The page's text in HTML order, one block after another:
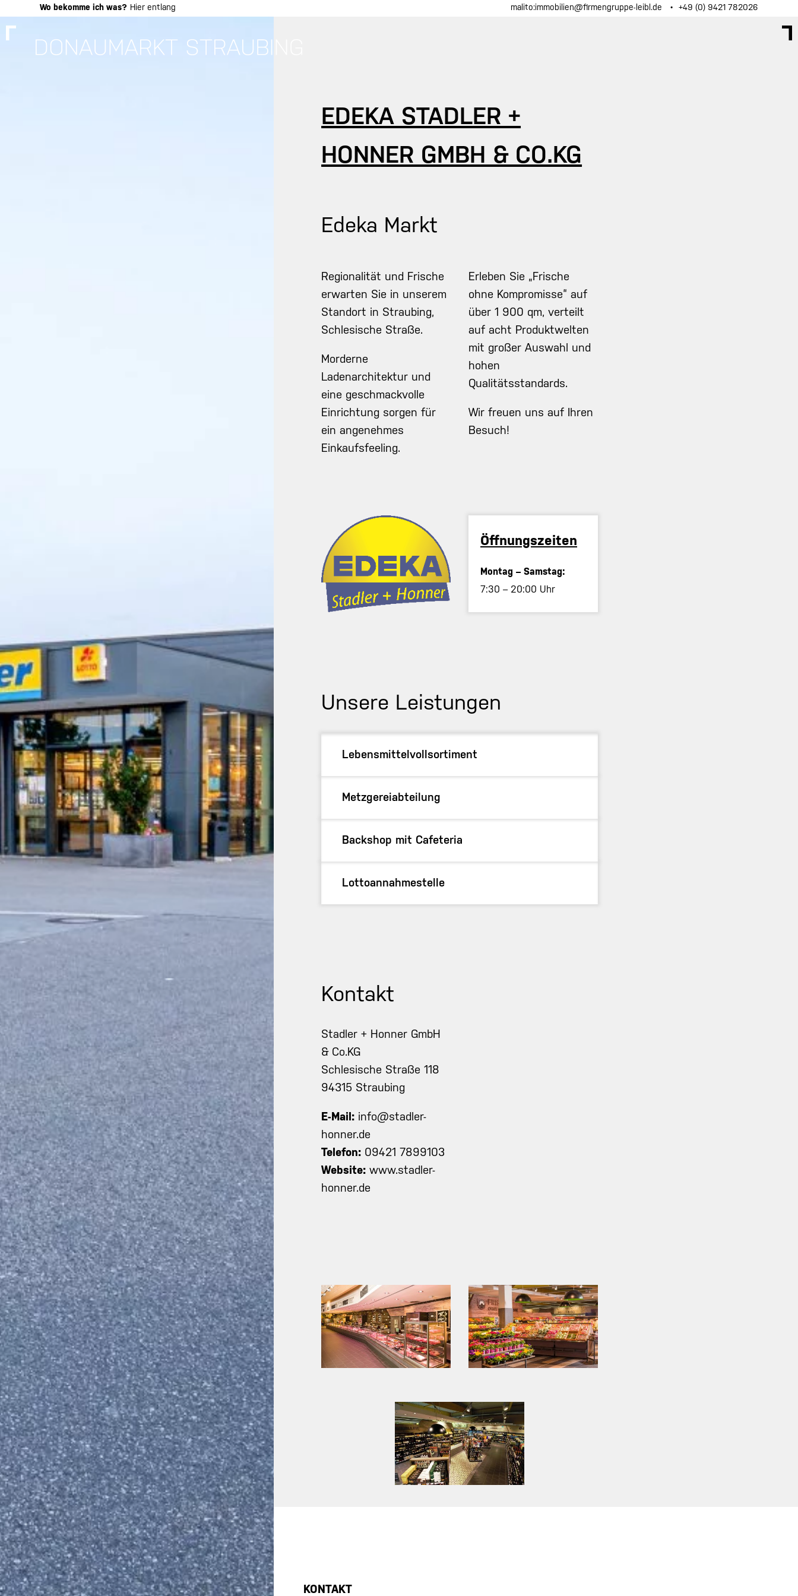
to
Wo bekomme ich was? Hier entlang malito:immobilien@firmengruppe-leibl.de +49 (0) 9421 782026
EDEKA STADLER +
HONNER GMBH & CO.KG
Edeka Markt
Regionalität und Frische
erwarten Sie in unserem
Standort in Straubing,
Schlesische Straße.
Morderne
Ladenarchitektur und
eine geschmackvolle
Einrichtung sorgen für
ein angenehmes
Einkaufsfeeling.
Erleben Sie „Frische
ohne Kompromisse“ auf
über 1 900 qm, verteilt
auf acht Produktwelten
mit großer Auswahl und
hohen
Qualitätsstandards.
Wir freuen uns auf Ihren
Besuch!
Öffnungszeiten
Montag – Samstag:
7:30 – 20:00 Uhr
Unsere Leistungen
Lebensmittelvollsortiment
Metzgereiabteilung
Backshop mit Cafeteria
Lottoannahmestelle
Kontakt
Stadler + Honner GmbH
& Co.KG
Schlesische Straße 118
94315 Straubing
E-Mail: info@stadler-
honner.de
Telefon: 09421 7899103
Website: www.stadler-
honner.de
KONTAKT